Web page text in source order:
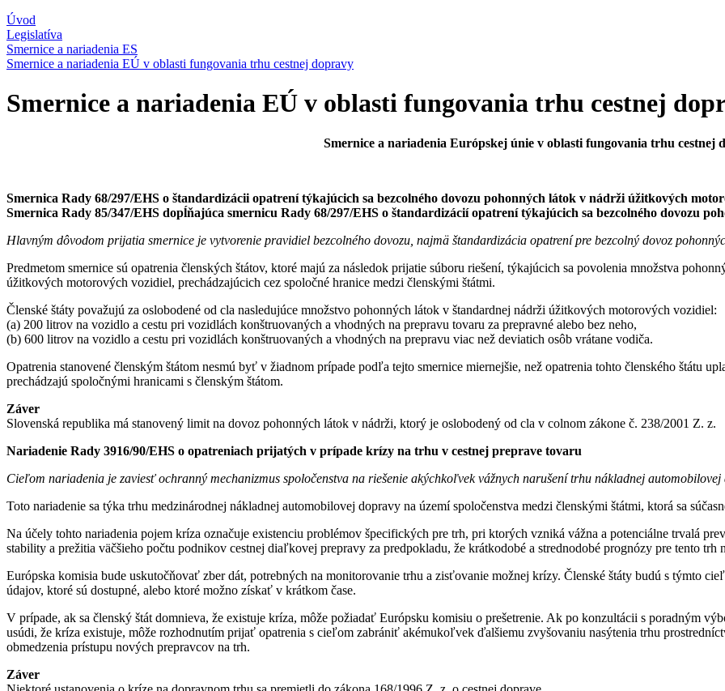
Úvod
Legislatíva
Smernice a nariadenia ES
Smernice a nariadenia EÚ v oblasti fungovania trhu cestnej dopravy
Smernice a nariadenia EÚ v oblasti fungovania trhu cestnej
Smernice a nariadenia Európskej únie v oblasti fungovania trhu cestnej
Smernica Rady 68/297/EHS o štandardizácii opatrení týkajúcich sa bezcolného dovozu pohonných látok v nádrži úžitkových
Smernica Rady 85/347/EHS dopĺňajúca smernicu Rady 68/297/EHS o štandardizácií opatrení týkajúcich sa bezcolného dovozu
Hlavným dôvodom prijatia smernice je vytvorenie pravidiel bezcolného dovozu, najmä štandardizácia opatrení pre bezcolný dovoz
Predmetom smernice sú opatrenia členských štátov, ktoré majú za následok prijatie súboru riešení, týkajúcich sa povolenia množstva
úžitkových motorových vozidiel, prechádzajúcich cez spoločné hranice medzi členskými štátmi.
Členské štáty považujú za oslobodené od cla nasledujúce množstvo pohonných látok v štandardnej nádrži úžitkových motorových vozidiel:
(a) 200 litrov na vozidlo a cestu pri vozidlách konštruovaných a vhodných na prepravu tovaru za prepravné alebo bez neho,
(b) 600 litrov na vozidlo a cestu pri vozidlách konštruovaných a vhodných na prepravu viac než deviatich osôb vrátane vodiča.
Opatrenia stanovené členským štátom nesmú byť v žiadnom prípade podľa tejto smernice miernejšie, než opatrenia tohto členského štátu
prechádzajú spoločnými hranicami s členským štátom.
Záver
Slovenská republika má stanovený limit na dovoz pohonných látok v nádrži, ktorý je oslobodený od cla v colnom zákone č. 238/2001 Z. z.
Nariadenie Rady 3916/90/EHS o opatreniach prijatých v prípade krízy na trhu v cestnej preprave tovaru
Cieľom nariadenia je zaviesť ochranný mechanizmus spoločenstva na riešenie akýchkoľvek vážnych narušení trhu nákladnej
Toto nariadenie sa týka trhu medzinárodnej nákladnej automobilovej dopravy na území spoločenstva medzi členskými štátmi, ktorá sa
Na účely tohto nariadenia pojem kríza označuje existenciu problémov špecifických pre trh, pri ktorých vzniká vážna a potenciálne trvalá
stability a prežitia väčšieho počtu podnikov cestnej diaľkovej prepravy za predpokladu, že krátkodobé a strednodobé prognózy pre tento trh
Európska komisia bude uskutočňovať zber dát, potrebných na monitorovanie trhu a zisťovanie možnej krízy. Členské štáty budú s týmto
údajov, ktoré sú dostupné, alebo ktoré možno získať v krátkom čase.
V prípade, ak sa členský štát domnieva, že existuje kríza, môže požiadať Európsku komisiu o prešetrenie. Ak po konzultácii s poradným
usúdi, že kríza existuje, môže rozhodnutím prijať opatrenia s cieľom zabrániť akémukoľvek ďalšiemu zvyšovaniu nasýtenia trhu
obmedzenia prístupu nových prepravcov na trh.
Záver